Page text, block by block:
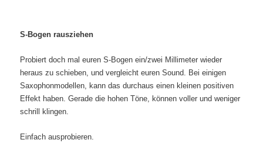
S-Bogen rausziehen
Probiert doch mal euren S-Bogen ein/zwei Millimeter wieder
heraus zu schieben, und vergleicht euren Sound. Bei einigen
Saxophonmodellen, kann das durchaus einen kleinen positiven
Effekt haben. Gerade die hohen Töne, können voller und weniger
schrill klingen.
Einfach ausprobieren.